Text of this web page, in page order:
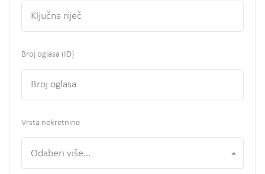
Broj oglasa (ID)
Vrsta nekretnine
Odaberi više...